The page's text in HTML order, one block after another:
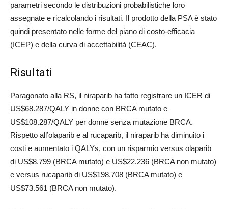
parametri secondo le distribuzioni probabilistiche loro
assegnate e ricalcolando i risultati. Il prodotto della PSA è stato
quindi presentato nelle forme del piano di costo-efficacia
(ICEP) e della curva di accettabilità (CEAC).
Risultati
Paragonato alla RS, il niraparib ha fatto registrare un ICER di
US$68.287/QALY in donne con BRCA mutato e
US$108.287/QALY per donne senza mutazione BRCA.
Rispetto all’olaparib e al rucaparib, il niraparib ha diminuito i
costi e aumentato i QALYs, con un risparmio versus olaparib
di US$8.799 (BRCA mutato) e US$22.236 (BRCA non mutato)
e versus rucaparib di US$198.708 (BRCA mutato) e
US$73.561 (BRCA non mutato).